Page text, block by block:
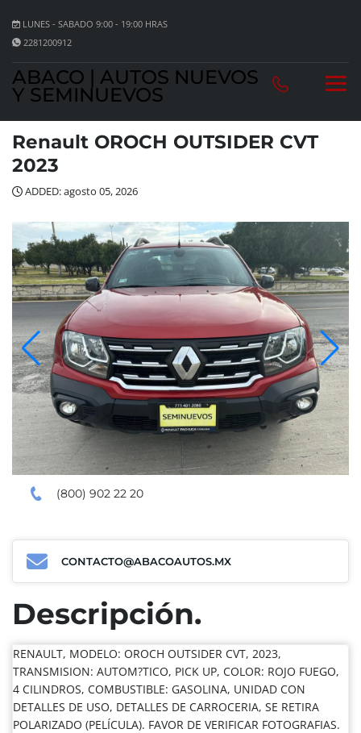
LUNES - SABADO 9:00 - 19:00 HRAS
2281200912
ABACO | AUTOS NUEVOS
Y SEMINUEVOS
Renault OROCH OUTSIDER CVT
2023
ADDED: agosto 05, 2026
(800) 902 22 20
CONTACTO@ABACOAUTOS.MX
Descripción.
RENAULT, MODELO: OROCH OUTSIDER CVT, 2023,
TRANSMISION: AUTOM?TICO, PICK UP, COLOR: ROJO FUEGO,
4 CILINDROS, COMBUSTIBLE: GASOLINA, UNIDAD CON
DETALLES DE USO, DETALLES DE CARROCERIA, SE RETIRA
POLARIZADO (PELÍCULA). FAVOR DE VERIFICAR FOTOGRAFIAS.